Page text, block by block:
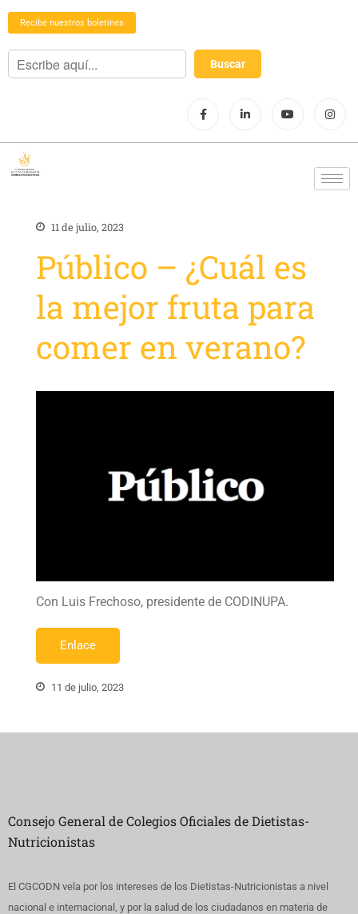
Recibe nuestros boletines
11 de julio, 2023
Público – ¿Cuál es
la mejor fruta para
comer en verano?
Con Luis Frechoso, presidente de CODINUPA.
Enlace
11 de julio, 2023
Consejo General de Colegios Oficiales de Dietistas-
Nutricionistas
El CGCODN vela por los intereses de los Dietistas-Nutricionistas a nivel
nacional e internacional, y por la salud de los ciudadanos en materia de